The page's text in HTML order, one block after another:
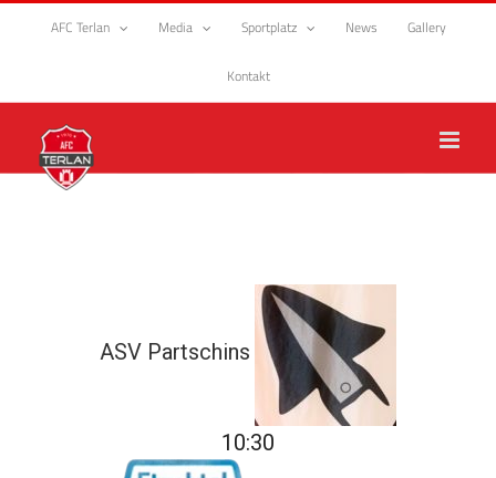
Zum
AFC Terlan Media Sportplatz News Gallery
Kontakt
ASV Partschins
10:30